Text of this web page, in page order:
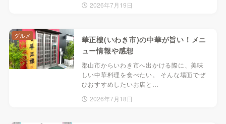
2026年7月19日
華正樓(いわき市)の中華が旨い！メニ
ュー情報や感想
郡山市からいわき市へ出かける際に、美味
しい中華料理を食べたい。 そんな場面でぜ
ひおすすめしたいお店と…
2026年7月18日
グルメ